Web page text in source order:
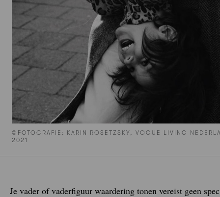
©FOTOGRAFIE: KARIN ROSETZSKY, VOGUE LIVING
2021
Je vader of vaderfiguur waardering tonen vereist geen